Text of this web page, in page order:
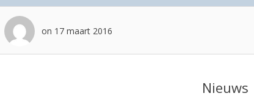
on 17 maart 2016
Nieuws